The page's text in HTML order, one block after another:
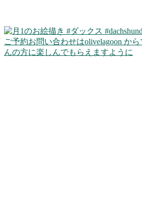
ご予約お問い合わせはolivelagoon か
んの方に楽しんでもらえますように